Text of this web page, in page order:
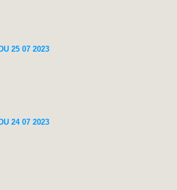
25 07 2023
24 07 2023